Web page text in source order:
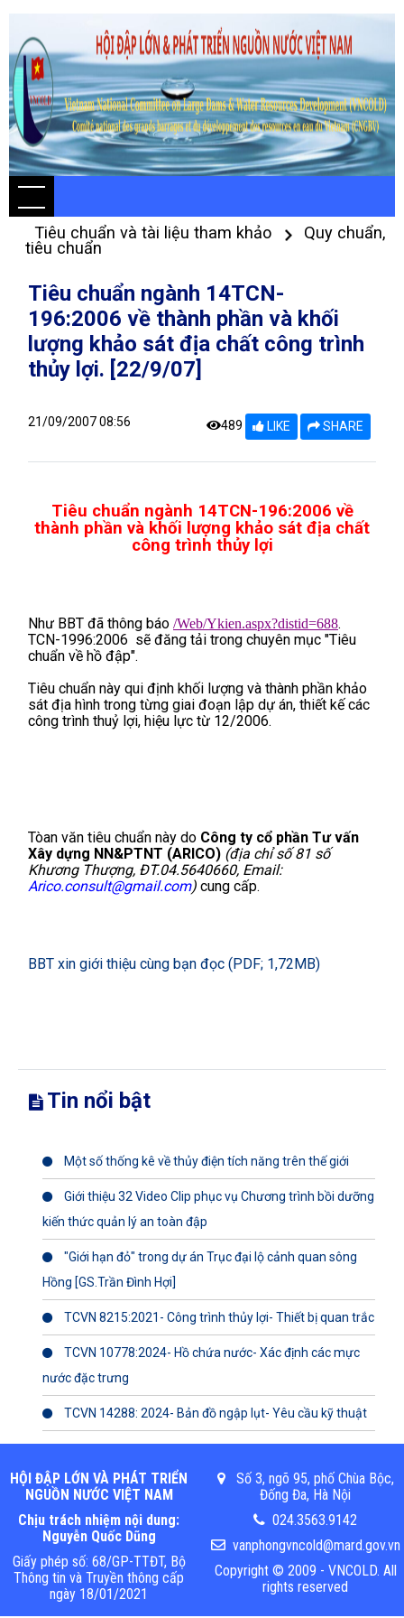
Tiêu chuẩn và tài liệu tham khảo
Quy chuẩn,
tiêu chuẩn
Tiêu chuẩn ngành 14TCN-
196:2006 về thành phần và khối
lượng khảo sát địa chất công trình
thủy lợi. [22/9/07]
21/09/2007 08:56 489 LIKE SHARE
Tiêu chuẩn ngành 14TCN-196:2006 về
thành phần và khối lượng khảo sát địa chất
công trình thủy lợi
Như BBT đã thông báo /Web/Ykien.aspx?distid=688.
TCN-1996:2006 sẽ đăng tải trong chuyên mục "Tiêu
chuẩn về hồ đập".
Tiêu chuẩn này qui định khối lượng và thành phần khảo
sát địa hình trong từng giai đoạn lập dự án, thiết kế các
công trình thuỷ lợi, hiệu lực từ 12/2006.
Tòan văn tiêu chuẩn này do Công ty cổ phần Tư vấn
Xây dựng NN&PTNT (ARICO) (địa chỉ số 81 số
Khương Thượng, ĐT.04.5640660, Email:
Arico.consult@gmail.com) cung cấp.
BBT xin giới thiệu cùng bạn đọc (PDF; 1,72MB)
Tin nổi bật
Một số thống kê về thủy điện tích năng trên thế giới
Giới thiệu 32 Video Clip phục vụ Chương trình bồi dưỡng
kiến thức quản lý an toàn đập
"Giới hạn đỏ" trong dự án Trục đại lộ cảnh quan sông
Hồng [GS.Trần Đình Hợi]
TCVN 8215:2021- Công trình thủy lợi- Thiết bị quan trắc
TCVN 10778:2024- Hồ chứa nước- Xác định các mực
nước đặc trưng
TCVN 14288: 2024- Bản đồ ngập lụt- Yêu cầu kỹ thuật
HỘI ĐẬP LỚN VÀ PHÁT TRIỂN
NGUỒN NƯỚC VIỆT NAM
Chịu trách nhiệm nội dung:
Nguyễn Quốc Dũng
Giấy phép số: 68/GP-TTĐT, Bộ
Thông tin và Truyền thông cấp
ngày 18/01/2021
Số 3, ngõ 95, phố Chùa Bộc,
Đống Đa, Hà Nội
024.3563.9142
vanphongvncold@mard.gov.vn
Copyright © 2009 - VNCOLD. All
rights reserved